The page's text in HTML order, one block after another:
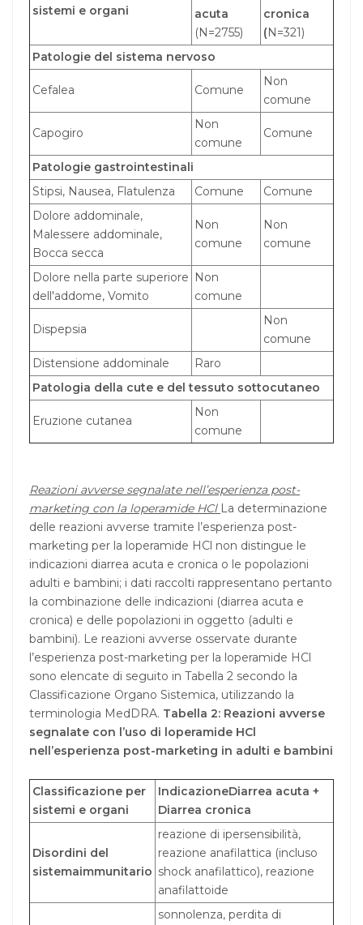
sistemi e organi
acuta
(N=2755)
cronica
(N=321)
Patologie del sistema nervoso
Cefalea Comune
Non
comune
Capogiro
Non
comune
Comune
Patologie gastrointestinali
Stipsi, Nausea, Flatulenza
Comune
Comune
Dolore addominale,
Malessere addominale,
Bocca secca
Non
comune
Non
comune
Dolore nella parte superiore
dell'addome, Vomito
Non
comune
Dispepsia
Non
comune
Distensione addominale
Raro
Patologia della cute e del tessuto sottocutaneo
Eruzione cutanea
Non
comune
Reazioni avverse segnalate nell’esperienza post-
marketing con la loperamide HCl La determinazione
delle reazioni avverse tramite l’esperienza post-
marketing per la loperamide HCl non distingue le
indicazioni diarrea acuta e cronica o le popolazioni
adulti e bambini; i dati raccolti rappresentano pertanto
la combinazione delle indicazioni (diarrea acuta e
cronica) e delle popolazioni in oggetto (adulti e
bambini). Le reazioni avverse osservate durante
l’esperienza post-marketing per la loperamide HCl
sono elencate di seguito in Tabella 2 secondo la
Classificazione Organo Sistemica, utilizzando la
terminologia MedDRA. Tabella 2: Reazioni avverse
segnalate con l’uso di loperamide HCl
nell’esperienza post-marketing in adulti e bambini
Classificazione per
sistemi e organi
IndicazioneDiarrea acuta +
Diarrea cronica
Disordini del
sistemaimmunitario
reazione di ipersensibilità,
reazione anafilattica (incluso
shock anafilattico), reazione
anafilattoide
sonnolenza, perdita di